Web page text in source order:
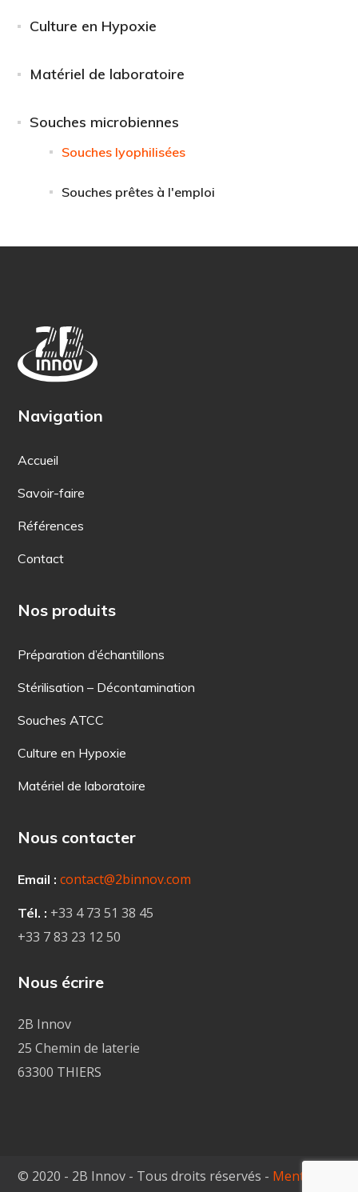
Culture en Hypoxie
Matériel de laboratoire
Souches microbiennes
Souches lyophilisées
Souches prêtes à l'emploi
Navigation
Accueil
Savoir-faire
Références
Contact
Nos produits
Préparation d’échantillons
Stérilisation – Décontamination
Souches ATCC
Culture en Hypoxie
Matériel de laboratoire
Nous contacter
Email : contact@2binnov.com
Tél. : +33 473 51 38 45
+33 7 83 23 12 50
Nous écrire
2B Innov
25 Chemin de laterie
63300 THIERS
© 2020 - 2B Innov - Tous droits réservés - Mentions